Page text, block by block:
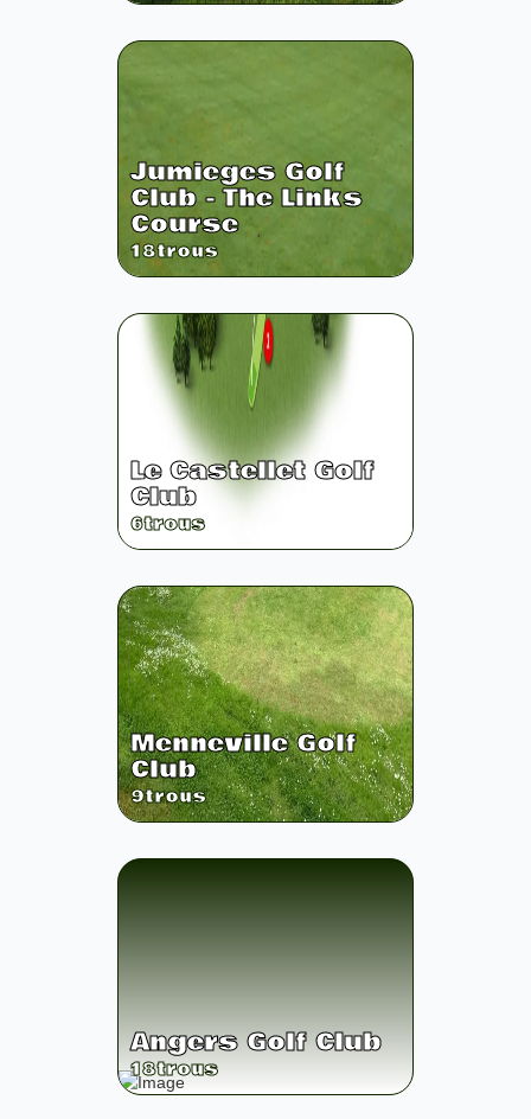
Jumieges Golf
Club - The Links
Course
18trous
Le Castellet Golf
Club
6trous
Menneville Golf
Club
9trous
Angers Golf Club
18trous